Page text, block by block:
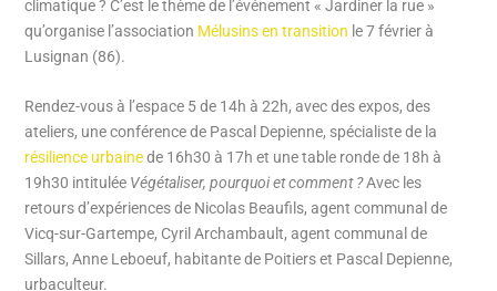
climatique ? C’est le thème de l’événement « Jardiner la rue »
qu’organise l’association Mélusins en transition le 7 février à
Lusignan (86).
Rendez-vous à l’espace 5 de 14h à 22h, avec des expos, des
ateliers, une conférence de Pascal Depienne, spécialiste de la
résilience urbainede 16h30 à 17h et une table ronde de 18h à
19h30 intitulée Végétaliser, pourquoi et comment ?Avec les
retours d’expériences de Nicolas Beaufils, agent communal de
Vicq-sur-Gartempe, Cyril Archambault, agent communal de
Sillars, Anne Leboeuf, habitante de Poitiers et Pascal Depienne,
urbaculteur.